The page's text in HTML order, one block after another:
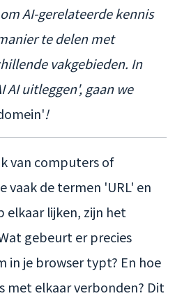
AI-gerelateerde kennis
te delen met
vakgebieden. In
AI uitleggen', gaan we
!
van computers of
vaak de termen 'URL' en
elkaar lijken, zijn het
gebeurt er precies
in je browser typt? En hoe
met elkaar verbonden? Dit